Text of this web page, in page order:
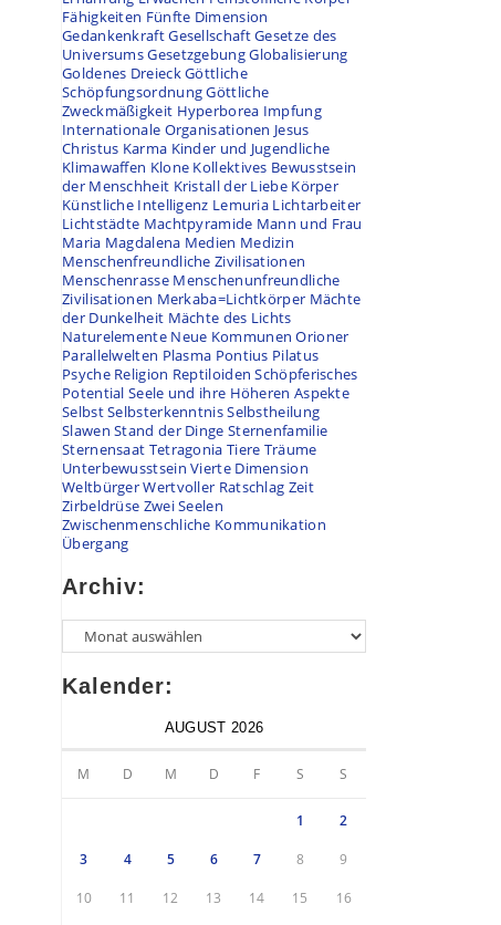
Fähigkeiten Fünfte Dimension
GedankenkraftGesellschaftGesetze des
UniversumsGesetzgebungGlobalisierung
Goldenes DreieckGöttliche
SchöpfungsordnungGöttliche
Zweckmäßigkeit Hyperborea Impfung
Internationale Organisationen Jesus
Christus Karma Kinder und Jugendliche
Klimawaffen Klone Kollektives Bewusstsein
der Menschheit Kristall der Liebe Körper
Künstliche Intelligenz Lemuria Lichtarbeiter
Lichtstädte Machtpyramide Mann und Frau
Maria Magdalena Medien Medizin
Menschenfreundliche Zivilisationen
Menschenrasse Menschenunfreundliche
Zivilisationen Merkaba=Lichtkörper Mächte
der Dunkelheit Mächte des Lichts
Naturelemente Neue Kommunen Orioner
Parallelwelten Plasma Pontius Pilatus
Psyche Religion Reptiloiden Schöpferisches
Potential Seele und ihre Höheren Aspekte
SelbstSelbsterkenntnisSelbstheilung
Slawen Stand der Dinge Sternenfamilie
Sternensaat Tetragonia Tiere Träume
Unterbewusstsein Vierte Dimension
WeltbürgerWertvoller Ratschlag Zeit
Zirbeldrüse Zwei Seelen
Zwischenmenschliche Kommunikation
Übergang
Archiv:
Kalender:
AUGUST 2026
M D M D F S S
1 2
3 4 5 6 7 8 9
10 11 12 13 14 15 16